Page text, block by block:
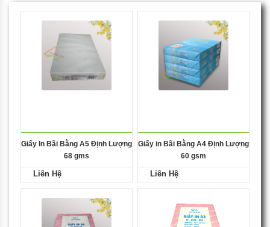
Giấy In Bãi Bằng A5 Định Lượng
68 gms
Liên Hệ
Giấy in Bãi Bằng A4 Định Lượng
60 gsm
Liên Hệ